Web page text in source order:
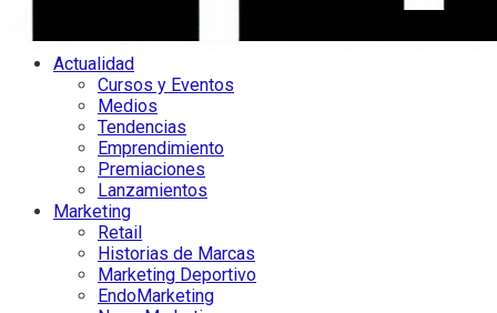
Actualidad
Cursos y Eventos
Medios
Tendencias
Emprendimiento
Premiaciones
Lanzamientos
Marketing
Retail
Historias de Marcas
Marketing Deportivo
EndoMarketing